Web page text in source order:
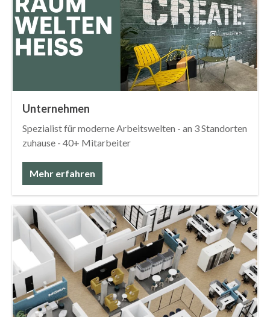
Unternehmen
Spezialist für moderne Arbeitswelten - an 3 Standorten
zuhause - 40+ Mitarbeiter
Mehr erfahren